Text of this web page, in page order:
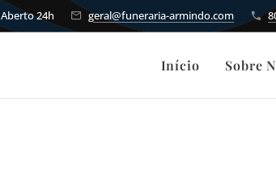
Aberto 24h geral@funeraria-armindo.com
Início Sobre